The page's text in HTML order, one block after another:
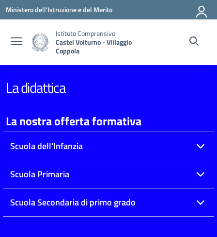
Vai ai contenuti
Vai al menu di navigazione
Vai al footer
Ministero dell'Istruzione e del Merito
Istituto Comprensivo
Castel Volturno - Villaggio
Coppola
La didattica
La nostra offerta formativa
Scuola dell'Infanzia
Scuola Primaria
Scuola Secondaria di primo grado